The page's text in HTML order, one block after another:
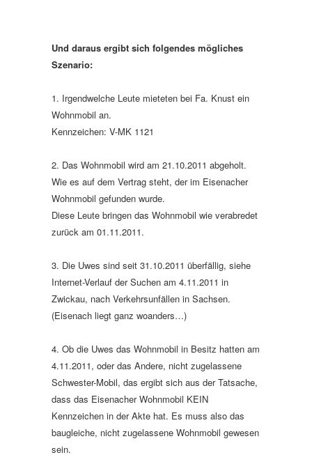
Und daraus ergibt sich folgendes mögliches
Szenario:
1. Irgendwelche Leute mieteten bei Fa. Knust ein
Wohnmobil an.
Kennzeichen: V-MK 1121
2. Das Wohnmobil wird am 21.10.2011 abgeholt.
Wie es auf dem Vertrag steht, der im Eisenacher
Wohnmobil gefunden wurde.
Diese Leute bringen das Wohnmobil wie verabredet
zurück am 01.11.2011.
3. Die Uwes sind seit 31.10.2011 überfällig, siehe
Internet-Verlauf der Suchen am 4.11.2011 in
Zwickau, nach Verkehrsunfällen in Sachsen.
(Eisenach liegt ganz woanders…)
4. Ob die Uwes das Wohnmobil in Besitz hatten am
4.11.2011, oder das Andere, nicht zugelassene
Schwester-Mobil, das ergibt sich aus der Tatsache,
dass das Eisenacher Wohnmobil KEIN
Kennzeichen in der Akte hat. Es muss also das
baugleiche, nicht zugelassene Wohnmobil gewesen
sein.